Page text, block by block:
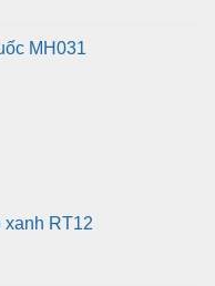
MH031
xanh RT12